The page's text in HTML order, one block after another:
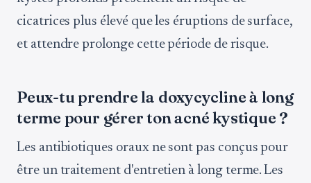
cicatrices plus élevé que les éruptions de surface,
et attendre prolonge cette période de risque.
Peux-tu prendre la doxycycline à long
terme pour gérer ton acné kystique ?
Les antibiotiques oraux ne sont pas conçus pour
être un traitement d'entretien à long terme. Les